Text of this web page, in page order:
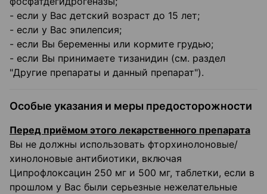
- если у Вас детский возраст до 15 лет;
- если у Вас эпилепсия;
- если Вы беременны или кормите грудью;
- если Вы принимаете тизанидин (см. раздел
"Другие препараты и данный препарат").
Особые указания и меры предосторожности
Перед приёмом этого лекарственного препарата
Вы не должны использовать фторхинолоновые/
хинолоновые антибиотики, включая
Ципрофлоксацин 250 мг и 500 мг, таблетки, если в
прошлом у Вас были серьезные нежелательные